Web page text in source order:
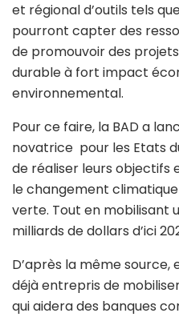
et régional d’outils tels
pourront capter des
de promouvoir des
durable à fort impact
environnemental.
Pour ce faire, la BAD a
novatrice pour les Etats
de réaliser leurs
le changement
verte. Tout en mobilisant
milliards de dollars d’ici
D’après la même source,
déjà entrepris de
qui aidera des banques